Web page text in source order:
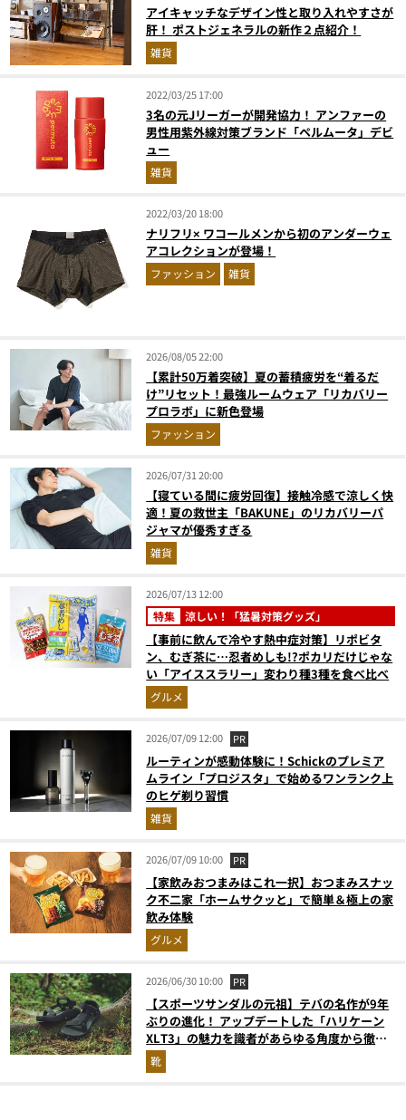
アイキャッチなデザイン性と取り入れやすさが
肝！ ポストジェネラルの新作２点紹介！
雑貨
2022/03/25 17:00
3名の元Jリーガーが開発協力！ アンファーの
男性用紫外線対策ブランド「ペルムータ」デビ
ュー
雑貨
2022/03/20 18:00
ナリフリ× ワコールメンから初のアンダーウェ
アコレクションが登場！
ファッション 雑貨
2026/08/05 22:00
【累計50万着突破】夏の蓄積疲労を“着るだ
け”リセット！最強ルームウェア「リカバリー
プロラボ」に新色登場
ファッション
2026/07/31 20:00
【寝ている間に疲労回復】接触冷感で涼しく快
適！夏の救世主「BAKUNE」のリカバリーパ
ジャマが優秀すぎる
雑貨
2026/07/13 12:00
特集 涼しい！「猛暑対策グッズ」
【事前に飲んで冷やす熱中症対策】リポビタ
ン、むぎ茶に…忍者めしも!?ポカリだけじゃな
い「アイススラリー」変わり種3種を食べ比べ
グルメ
2026/07/09 12:00 PR
ルーティンが感動体験に！Schickのプレミア
ムライン「プロジスタ」で始めるワンランク上
のヒゲ剃り習慣
雑貨
2026/07/09 10:00 PR
【家飲みおつまみはこれ一択】おつまみスナッ
ク不二家「ホームサクッと」で簡単＆極上の家
飲み体験
グルメ
2026/06/30 10:00 PR
【スポーツサンダルの元祖】テバの名作が9年
ぶりの進化！ アップデートした「ハリケーン
XLT3」の魅力を識者があらゆる角度から徹底
解説！
靴